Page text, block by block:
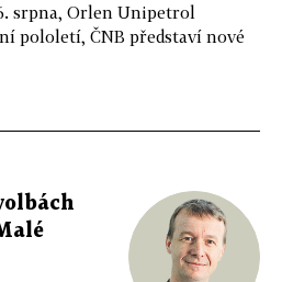
srpna, Orlen Unipetrol
pololetí, ČNB představí nové